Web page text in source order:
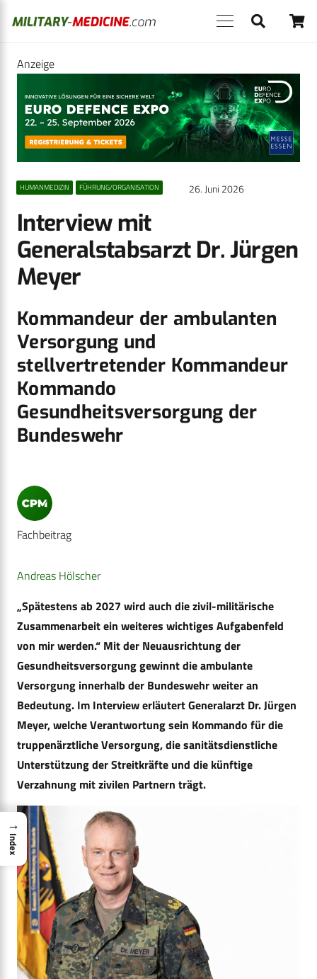
Anzeige
HUMANMEDIZIN FÜHRUNG/ORGANISATION 26. Juni 2026
Interview mit
Generalstabsarzt Dr. Jürgen
Meyer
Kommandeur der ambulanten
Versorgung und
stellvertretender Kommandeur
Kommando
Gesundheitsversorgung der
Bundeswehr
Fachbeitrag
Andreas Hölscher
„Spätestens ab 2027 wird auch die zivil-militärische
Zusammenarbeit ein weiteres wichtiges Aufgabenfeld
von mir werden.“ Mit der Neuausrichtung der
Gesundheitsversorgung gewinnt die ambulante
Versorgung innerhalb der Bundeswehr weiter an
Bedeutung. Im Interview erläutert Generalarzt Dr. Jürgen
Meyer, welche Verantwortung sein Kommando für die
truppenärztliche Versorgung, die sanitätsdienstliche
Unterstützung der Streitkräfte und die künftige
Verzahnung mit zivilen Partnern trägt.
→
Index